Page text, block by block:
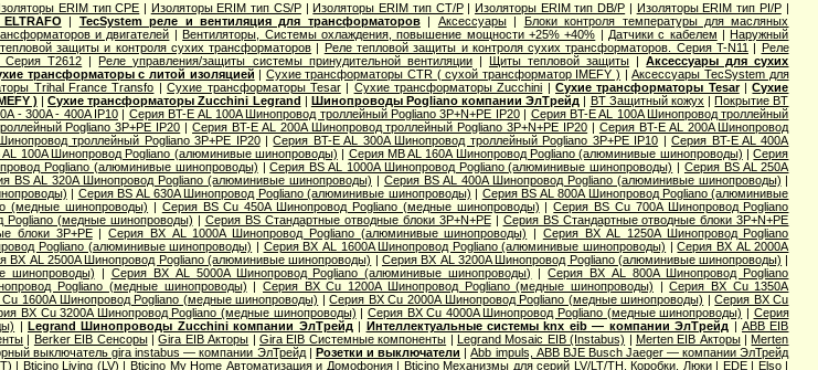
ERIM тип CPE | Изоляторы ERIM тип CS/P|Изоляторы ERIM тип CT/P| Изоляторы ERIM тип DB/P | Изоляторы ERIM тип PI/P|
| TecSystem реле и вентиляция для трансформаторов| Аксессуары| Блоки контроля температуры для масляных
и двигателей |Вентиляторы, Системы охлаждения, повышение мощности +25% +40% | Датчики с кабелем |Наружный
защиты и контроля сухих трансформаторов | Реле тепловой защиты и контроля сухих трансформаторов. Серия T-N11 | Реле
Серия T2612 |Реле управления/защиты системы принудительной вентиляции| Щиты тепловой защиты |Аксессуары для сухих
трансформаторы с литой изоляцией | Сухие трансформаторы CTR ( сухой трансформатор IMEFY ) |Аксессуары TecSystem для
Trihal France Transfo |Сухие трансформаторы Tesar| Сухие трансформаторы Zucchini |Сухие трансформаторы Tesar|Сухие
) |Сухие трансформаторы Zucchini Legrand | Шинопроводы Pogliano компании ЭлТрейд | BT Защитный кожух |Покрытие BT
- 300A - 400A IP10 | Серия BT-E AL 100A Шинопровод троллейный Pogliano 3P+N+PE IP20| Серия BT-E AL 100A Шинопровод троллейный
Pogliano 3P+PE IP20 |Серия BT-E AL 200A Шинопровод троллейный Pogliano 3P+N+PE IP20 | Серия BT-E AL 200A Шинопровод
троллейный Pogliano 3P+PE IP20|Серия BT-E AL 300A Шинопровод троллейный Pogliano 3P+PE IP10 |Серия BT-E AL 400A
AL 100A Шинопровод Pogliano (алюминивые шинопроводы) | Серия MB AL 160A Шинопровод Pogliano (алюминивые шинопроводы) |Серия
Pogliano (алюминивые шинопроводы) |Серия ВS AL 1000A Шинопровод Pogliano (алюминивые шинопроводы) | Серия ВS AL 250A
ВS AL 320A Шинопровод Pogliano (алюминивые шинопроводы) | Серия ВS AL 400A Шинопровод Pogliano (алюминивые шинопроводы) |
| Серия ВS AL 630A Шинопровод Pogliano (алюминивые шинопроводы) | Серия ВS AL 800A Шинопровод Pogliano (алюминивые
(медные шинопроводы) | Серия ВS Cu 450A Шинопровод Pogliano (медные шинопроводы) |Серия ВS Cu 700A Шинопровод Pogliano
Pogliano (медные шинопроводы) | Серия ВS Стандартные отводные блоки 3P+N+PE| Серия ВS Стандартные отводные блоки 3P+N+PE
блоки 3P+PE|Серия ВХ AL 1000A Шинопровод Pogliano (алюминивые шинопроводы) | Серия ВХ AL 1250A Шинопровод Pogliano
Pogliano (алюминивые шинопроводы) | Серия ВХ AL 1600A Шинопровод Pogliano (алюминивые шинопроводы) |Серия ВХ AL 2000A
ВХ AL 2500A Шинопровод Pogliano (алюминивые шинопроводы) | Серия ВХ AL 3200A Шинопровод Pogliano (алюминивые шинопроводы) |
шинопроводы) | Серия ВХ AL 5000A Шинопровод Pogliano (алюминивые шинопроводы) |Серия ВХ AL 800A Шинопровод Pogliano
Pogliano (медные шинопроводы) |Серия ВХ Cu 1200A Шинопровод Pogliano (медные шинопроводы) |Серия ВХ Cu 1350A
1600A Шинопровод Pogliano (медные шинопроводы) |Серия ВХ Cu 2000A Шинопровод Pogliano (медные шинопроводы) |Серия ВХ Cu
ВХ Cu 3200A Шинопровод Pogliano (медные шинопроводы) | Серия ВХ Cu 4000A Шинопровод Pogliano (медные шинопроводы) | Серия
|Legrand Шинопроводы Zucchini компании ЭлТрейд | Интеллектуальные системы knx eib — компании ЭлТрейд |ABB EIB
| Berker EIB Сенсоры|Gira EIB Акторы | Gira EIB Системные компоненты | Legrand Mosaic ЕIB (Instabus) | Merten EIB Акторы|Merten
выключатель gira instabus — компании ЭлТрейд| Розетки и выключатели |Abb impuls, АВВ BJE Busch Jaeger — компании ЭлТрейд
| Bticino Living (LV) |Bticino My Home Автоматизация и Домофония| Bticino Механизмы для серий LV/LT/TH, Коробки, Люки| EDE| Elso|